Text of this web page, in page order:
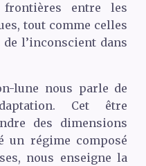
entre les
tout comme celles
l’inconscient dans
lune nous parle de
Cet être
des dimensions
un régime composé
nous enseigne la